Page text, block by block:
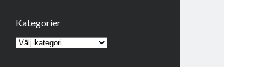
Kategorier
Kategorier